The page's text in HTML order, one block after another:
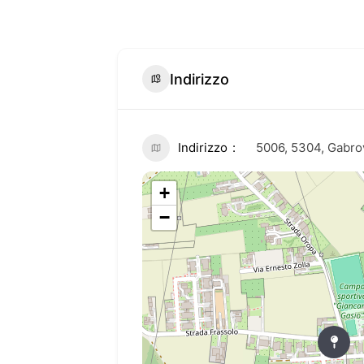
Indirizzo
Indirizzo 5006, 5304,
+
−